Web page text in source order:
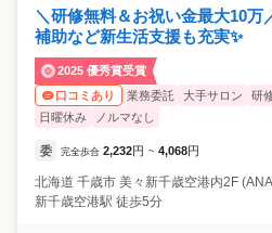
＼研修無料＆お祝い金最大10
補助など新生活支援も充実✨
2025 優秀賞受賞
口コミあり
業務委託 大手サロン 研
日曜休み
ノルマなし
委 完全歩合 2,232円 ~ 4,068円
北海道 千歳市 美々新千歳空港内2F
新千歳空港駅 徒歩5分